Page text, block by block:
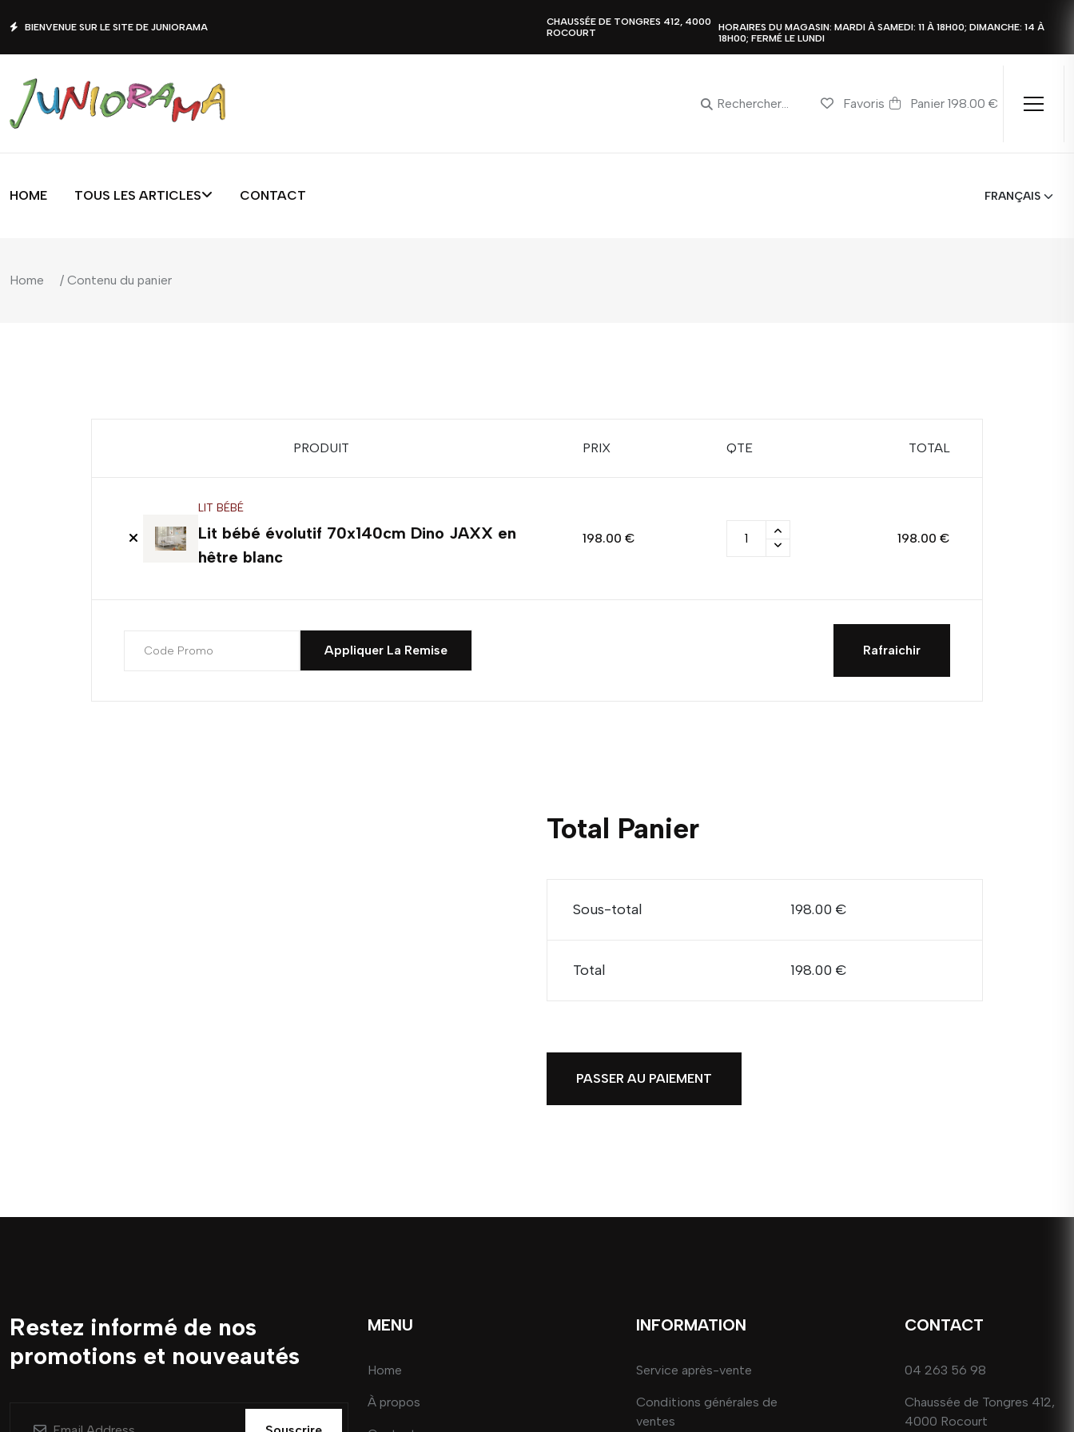
BIENVENUE SUR LE SITE DE JUNIORAMA
CHAUSSÉE DE TONGRES 412, 4000
ROCOURT
HORAIRES DU MAGASIN: MARDI À SAMEDI: 11 À 18H00; DIMANCHE: 14 À
18H00; FERMÉ LE LUNDI
Favoris Panier 198.00 €
HOME TOUS LES ARTICLES CONTACT
Home / Contenu du panier
PRODUIT PRIX QTE TOTAL
LIT BÉBÉ
Lit bébé évolutif 70x140cm Dino JAXX en
hêtre blanc
198.00 € 198.00 €
Appliquer La Remise Rafraichir
Total Panier
Sous-total 198.00 €
Total 198.00 €
PASSER AU PAIEMENT
Restez informé de nos
promotions et nouveautés
MENU
Home
À propos
INFORMATION
Service après-vente
Conditions générales de
ventes
CONTACT
04 263 56 98
Chaussée de Tongres 412,
4000 Rocourt